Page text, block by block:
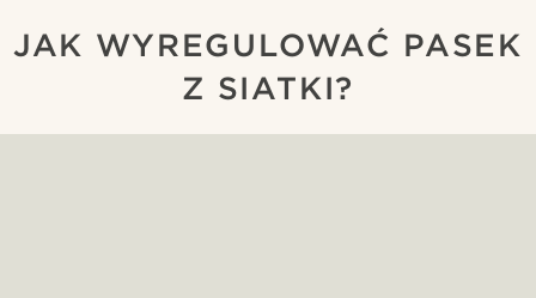
JAK WYREGULOWAĆ PASEK
Z SIATKI?